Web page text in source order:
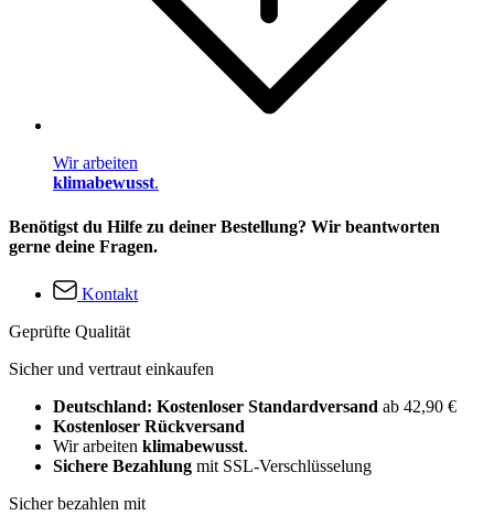
Wir arbeiten
klimabewusst.
Benötigst du Hilfe zu deiner Bestellung? Wir beantworten
gerne deine Fragen.
Kontakt
Geprüfte Qualität
Sicher und vertraut einkaufen
Deutschland: Kostenloser Standardversand ab 42,90 €
Kostenloser Rückversand
Wir arbeiten klimabewusst.
Sichere Bezahlung mit SSL-Verschlüsselung
Sicher bezahlen mit